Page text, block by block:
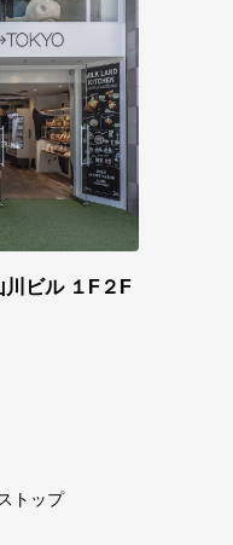
ビル １F２F
トップ